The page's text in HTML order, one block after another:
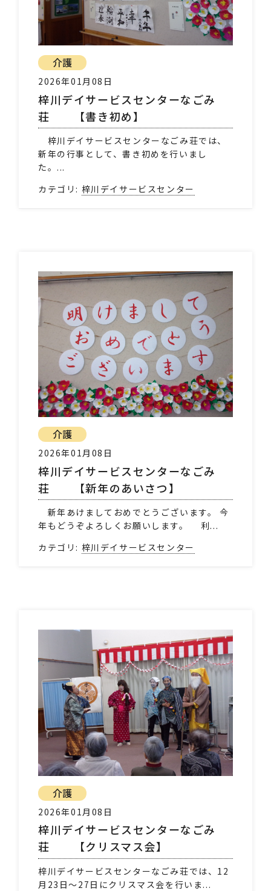
介護
2026年01月08日
梓川デイサービスセンターなごみ
荘 【書き初め】
梓川デイサービスセンターなごみ荘では、
新年の行事として、書き初めを行いまし
た。...
カテゴリ: 梓川デイサービスセンター
介護
2026年01月08日
梓川デイサービスセンターなごみ
荘 【新年のあいさつ】
新年あけましておめでとうございます。 今
年もどうぞよろしくお願いします。 利...
カテゴリ: 梓川デイサービスセンター
介護
2026年01月08日
梓川デイサービスセンターなごみ
荘 【クリスマス会】
梓川デイサービスセンターなごみ荘では、12
月23日～27日にクリスマス会を行いま...